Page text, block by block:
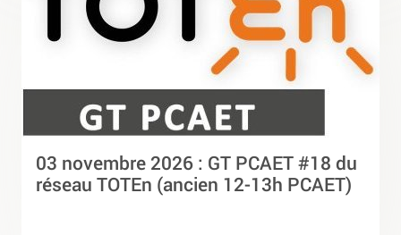
03 novembre 2026 : GT PCAET #18 du
réseau TOTEn (ancien 12-13h PCAET)